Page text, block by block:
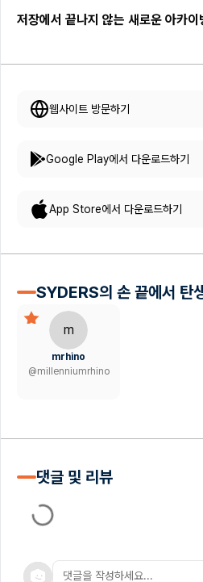
저장에서 끝나지 않는 새로운 아카
웹사이트 방문하기
Google Play에서 다운로드하기
App Store에서 다운로드하기
SYDERS의 손 끝에서 탄
m
mrhino
@millenniumrhino
댓글 및 리뷰